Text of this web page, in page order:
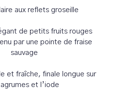
aux reflets groseille
de petits fruits rouges
par une pointe de fraise
sauvage
et fraîche, finale longue sur
agrumes et l’iode